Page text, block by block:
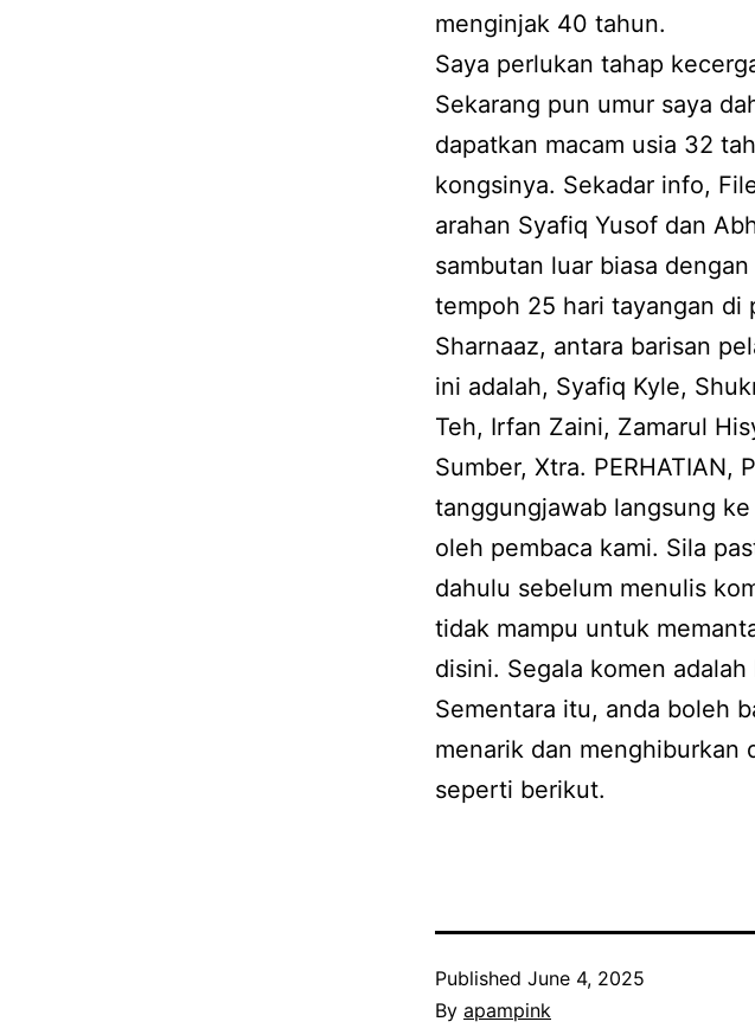
menginjak 40 tahun.
Saya perlukan tahap
Sekarang pun umur saya
dapatkan macam usia 32
kongsinya. Sekadar info,
arahan Syafiq Yusof dan
sambutan luar biasa
tempoh 25 hari tayangan di
Sharnaaz, antara barisan
ini adalah, Syafiq Kyle,
Teh, Irfan Zaini, Zamarul
Sumber, Xtra. PERHATIAN,
tanggungjawab langsung
oleh pembaca kami. Sila
dahulu sebelum menulis
tidak mampu untuk
disini. Segala komen
Sementara itu, anda boleh
menarik dan menghiburkan
seperti berikut.
Published June 4, 2025
By apampink